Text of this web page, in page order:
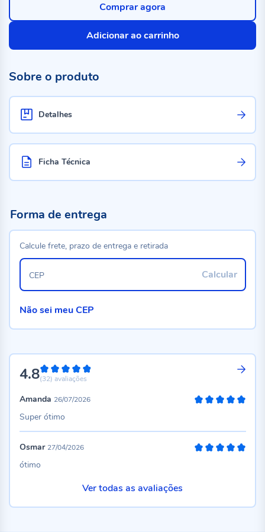
Adicionar ao carrinho
Comprar agora
Sobre o produto
Detalhes
Ficha Técnica
4.896%
(32) avaliações
Amanda 26/07/2026
Super ótimo
Osmar 27/04/2026
ótimo
Ver todas as avaliações
Forma de entrega
Calcule frete, prazo de entrega e retirada
Calcular
CEP
Não sei meu CEP